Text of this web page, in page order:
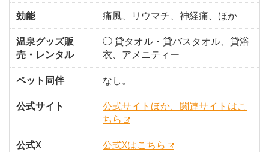
効能
痛風、リウマチ、神経痛、ほか
温泉グッズ販
売・レンタル
◯ 貸タオル・貸バスタオル、貸浴
衣、アメニティー
ペット同伴
なし。
公式サイト
公式サイトほか、関連サイトはこ
ちら
公式X
公式Xはこちら